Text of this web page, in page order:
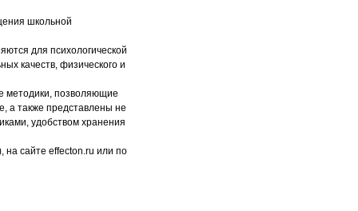
школьной
для психологической
качеств, физического и
методики, позволяющие
а также представлены не
удобством хранения
на сайте effecton.ru или по